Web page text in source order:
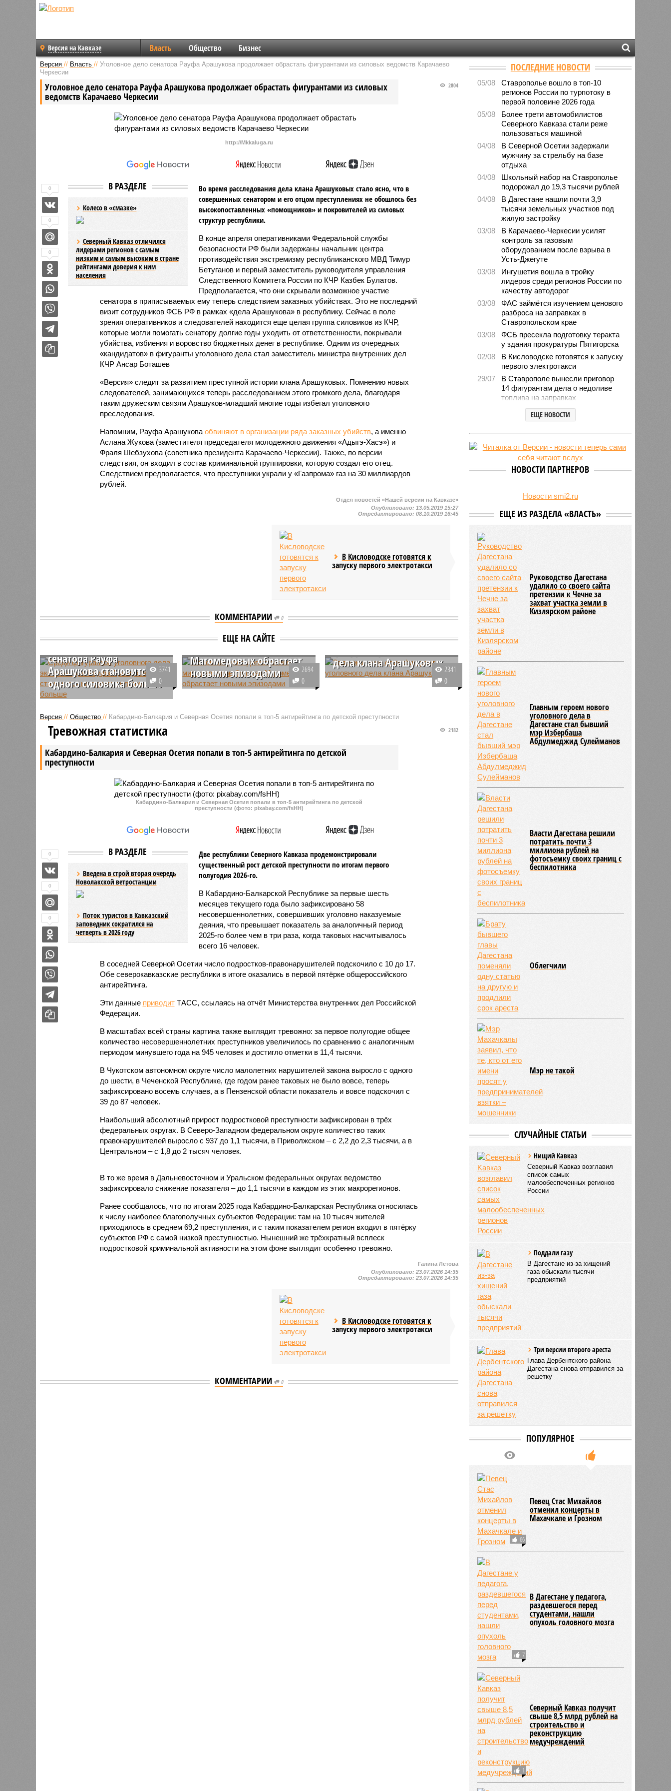
Версия на Кавказе Власть Общество Бизнес
Версия // Власть // Уголовное дело сенатора Рауфа Арашукова продолжает обрастать фигурантами из силовых ведомств Карачаево
Черкесии
Уголовное дело сенатора Рауфа Арашукова продолжает обрастать фигурантами из силовых
ведомств Карачаево Черкесии
2804
http://Mkkaluga.ru
В РАЗДЕЛЕ
Колесо в «смазке»
Северный Кавказ отличился
лидерами регионов с самым
низким и самым высоким в стране
рейтингами доверия к ним
населения
Во время расследования дела клана Арашуковых стало ясно, что в
совершенных сенатором и его отцом преступлениях не обошлось без
высокопоставленных «помощников» и покровителей из силовых
структур республики.
В конце апреля оперативниками Федеральной службы
безопасности РФ были задержаны начальник центра
противодействия экстремизму республиканского МВД Тимур
Бетуганов и первый заместитель руководителя управления
Следственного Комитета России по КЧР Казбек Булатов.
Предполагается, что они скрывали возможное участие
сенатора в приписываемых ему теперь следствием заказных убийствах. Это не последний
визит сотрудников ФСБ РФ в рамках «дела Арашукова» в республику. Сейчас в поле
зрения оперативников и следователей находится еще целая группа силовиков из КЧР,
которые могли помогать сенатору долгие годы уходить от ответственности, покрывали
убийства, избиения и воровство бюджетных денег в республике. Одним из очередных
«кандидатов» в фигуранты уголовного дела стал заместитель министра внутренних дел
КЧР Ансар Боташев
«Версия» следит за развитием преступной истории клана Арашуковых. Помнению новых
следователей, занимающихся теперь расследованием этого громкого дела, благодаря
таким дружеским связям Арашуков-младший многие годы избегал уголовного
преследования.
Напомним, Рауфа Арашукова обвиняют в организации ряда заказных убийств, а именно
Аслана Жукова (заместителя председателя молодежного движения «Адыгэ-Хасэ») и
Фраля Шебзухова (советника президента Карачаево-Черкесии). Также, по версии
следствия, он входил в состав криминальной группировки, которую создал его отец.
Следствием предполагается, что преступники украли у «Газпрома» газ на 30 миллиардов
рублей.
0
0
0
Отдел новостей «Нашей версии на Кавказе»
Опубликовано: 13.05.2019 15:27
Отредактировано:08.10.2019 16:45
В Кисловодске готовятся к
запуску первого электротакси
КОММЕНТАРИИ 0
ЕЩЕ НА САЙТЕ
уголовного дела экс-
сенатора Рауфа
Арашукова становится на
одного силовика больше
Следователи, занимающиеся
Арашуковых, заинтересовались
начальником отдела
прокуратуры Карачаево-
Черкесии Зурабом Афауновым.
3741
0
Уголовное дело
дагестанских
миллиардеров братьев
Магомедовых обрастает
новыми эпизодами
Следственные органы
возможной причастности братьев
России.
2694
0
Задержан еще один
дела клана Арашуковых
Бывший руководитель
расследования уголовного дела
2341
0
Версия // Общество // Кабардино-Балкария и Северная Осетия попали в топ-5 антирейтинга по детской преступности
Кабардино-Балкария и Северная Осетия попали в топ-5 антирейтинга по детской
преступности
2182
Тревожная статистика
Кабардино-Балкария и Северная Осетия попали в топ-5 антирейтинга по детской
преступности (фото: pixabay.com/fsHH)
В РАЗДЕЛЕ
Введена в строй вторая очередь
Новолакской ветростанции
Поток туристов в Кавказский
заповедник сократился на
четверть в 2026 году
Две республики Северного Кавказа продемонстрировали
существенный рост детской преступности по итогам первого
полугодия 2026-го.
В Кабардино-Балкарской Республике за первые шесть
месяцев текущего года было зафиксировано 58
несовершеннолетних, совершивших уголовно наказуемые
деяния, что превышает показатель за аналогичный период
2025-го более чем в три раза, когда таковых насчитывалось
всего 16 человек.
В соседней Северной Осетии число подростков-правонарушителей подскочило с 10 до 17.
Обе северокавказские республики в итоге оказались в первой пятёрке общероссийского
антирейтинга.
Эти данные приводитТАСС, ссылаясь на отчёт Министерства внутренних дел Российской
Федерации.
В масштабах всей страны картина также выглядит тревожно: за первое полугодие общее
количество несовершеннолетних преступников увеличилось по сравнению с аналогичным
периодом минувшего года на 945 человек и достигло отметки в 11,4 тысячи.
В Чукотском автономном округе число малолетних нарушителей закона выросло с одного
до шести, в Чеченской Республике, где годом ранее таковых не было вовсе, теперь
зафиксировано восемь случаев, а в Пензенской области показатель и вовсе подскочил с
39 до 87 человек.
Наибольший абсолютный прирост подростковой преступности зафиксирован в трёх
федеральных округах. В Северо-Западном федеральном округе количество таких
правонарушителей выросло с 937 до 1,1 тысячи, в Приволжском – с 2,2 до 2,3 тысячи, а в
Центральном – с 1,8 до 2 тысяч человек.
В то же время в Дальневосточном и Уральском федеральных округах ведомство
зафиксировало снижение показателя – до 1,1 тысячи в каждом из этих макрорегионов.
Ранее сообщалось, что по итогам 2025 года Кабардино-Балкарская Республика относилась
к числу наиболее благополучных субъектов Федерации: там на 10 тысяч жителей
приходилось в среднем 69,2 преступления, и с таким показателем регион входил в пятёрку
субъектов РФ с самой низкой преступностью. Нынешний же трёхкратный всплеск
подростковой криминальной активности на этом фоне выглядит особенно тревожно.
0
0
0
Галина Летова
Опубликовано:23.07.2026 14:35
Отредактировано:23.07.2026 14:35
В Кисловодске готовятся к
запуску первого электротакси
КОММЕНТАРИИ 0
ПОСЛЕДНИЕ НОВОСТИ
05/08
Ставрополье вошло в топ-10
регионов России по турпотоку в
первой половине 2026 года
05/08
Более трети автомобилистов
Северного Кавказа стали реже
пользоваться машиной
04/08
В Северной Осетии задержали
мужчину за стрельбу на базе
отдыха
04/08
Школьный набор на Ставрополье
подорожал до 19,3 тысячи рублей
04/08
В Дагестане нашли почти 3,9
тысячи земельных участков под
жилую застройку
03/08
В Карачаево-Черкесии усилят
контроль за газовым
оборудованием после взрыва в
Усть-Джегуте
03/08
Ингушетия вошла в тройку
лидеров среди регионов России по
качеству автодорог
03/08
ФАС займётся изучением ценового
разброса на заправках в
Ставропольском крае
03/08
ФСБ пресекла подготовку теракта
у здания прокуратуры Пятигорска
02/08
В Кисловодске готовятся к запуску
первого электротакси
29/07
В Ставрополе вынесли приговор
14 фигурантам дела о недоливе
топлива на заправках
Продажи подержанных авто в
СКФО сократились в 2026 году
28/07
Авиалесоохрана предупредила о
на Северном Кавказе в августе
Кисловодский пляж стал первым
на Ставрополье обладателем
Республики СКФО замкнули
обороту розничной торговли
ЕЩЕ НОВОСТИ
НОВОСТИ ПАРТНЕРОВ
Новости smi2.ru
ЕЩЕ ИЗ РАЗДЕЛА «ВЛАСТЬ»
Руководство Дагестана
удалило со своего сайта
претензии к Чечне за
захват участка земли в
Кизлярском районе
Главным героем нового
уголовного дела в
Дагестане стал бывший
мэр Избербаша
Абдулмеджид Сулейманов
Власти Дагестана решили
потратить почти 3
миллиона рублей на
фотосъемку своих границ с
беспилотника
Облегчили
Мэр не такой
СЛУЧАЙНЫЕ СТАТЬИ
Нищий Kавказ
Северный Kавказ возглавил
список самых
малообeспеченных рeгионов
России
Поддали газу
В Дагестане из-за хищений
газа обыскали тысячи
предприятий
Три версии второго ареста
Глава Дербентского района
Дагестана снова отправился за
решетку
ПОПУЛЯРНОЕ
66
Певец Стас Михайлов
отменил концерты в
Махачкале и Грозном
7
В Дагестане у педагога,
раздевшегося перед
студентами, нашли
опухоль головного мозга
1
Северный Кавказ получит
свыше 8,5 млрд рублей на
строительство и
реконструкцию
медучреждений